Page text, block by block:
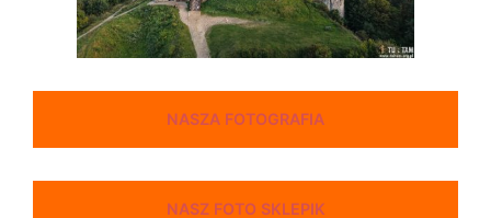
NASZA FOTOGRAFIA
NASZ FOTO SKLEPIK